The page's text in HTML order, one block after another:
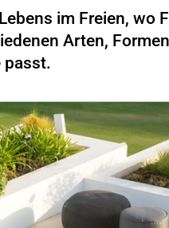
im Freien, wo
Arten,
passt.